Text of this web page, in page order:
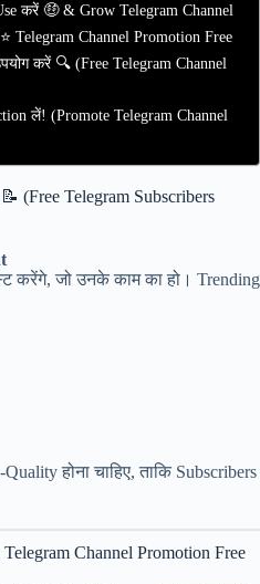
करें 🤑 & Grow Telegram Channel
Telegram Channel Promotion Free
करें 🔍 (Free Telegram Channel
लें! (Promote Telegram Channel
(Free Telegram Subscribers
करेंगे, जो उनके काम का हो। Trending
होना चाहिए, ताकि Subscribers
Channel Promotion Free